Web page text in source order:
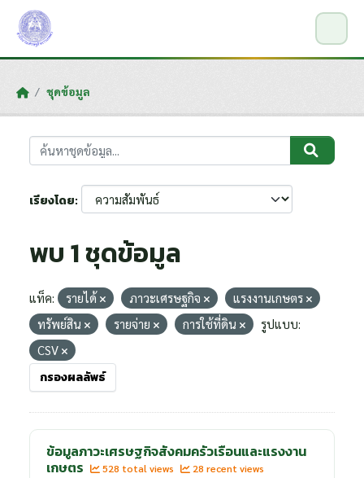
Skip to main content
ชุดข้อมูล
เรียงโดย
พบ 1 ชุดข้อมูล
แท็ค: รายได้ ภาวะเศรษฐกิจ
แรงงานเกษตร
ทรัพย์สิน
รายจ่าย การใช้ที่ดิน
รูปแบบ:
CSV
กรองผลลัพธ์
ข้อมูลภาวะเศรษฐกิจสังคมครัวเรือนและแรงงาน
เกษตร
528 total views
28 recent views